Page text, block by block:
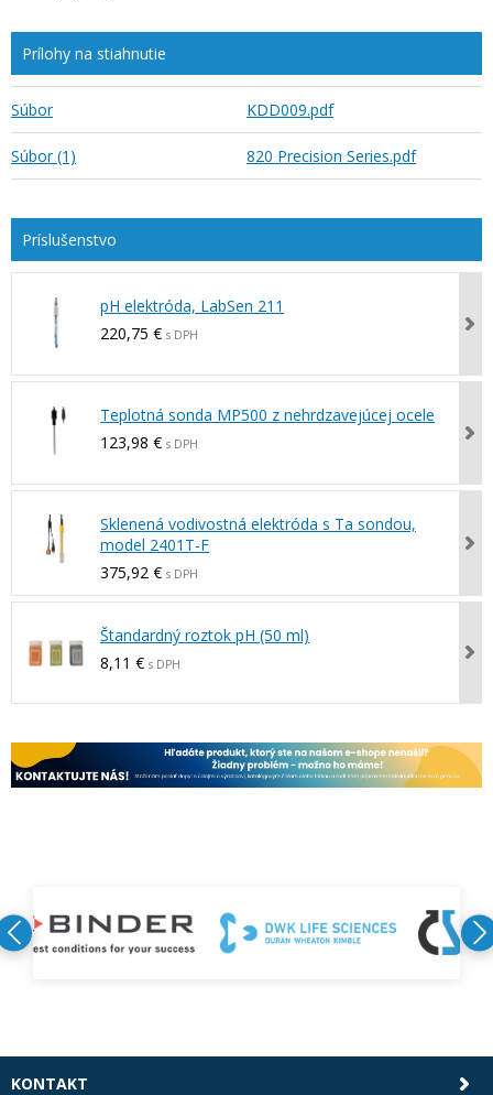
Prílohy na stiahnutie
Súbor KDD009.pdf
Súbor (1) 820 Precision Series.pdf
pH elektróda, LabSen 211
220,75 € s DPH
Teplotná sonda MP500 z nehrdzavejúcej ocele
123,98 € s DPH
Sklenená vodivostná elektróda s Ta sondou,
model 2401T-F
375,92 € s DPH
Štandardný roztok pH (50 ml)
8,11 € s DPH
KONTAKT